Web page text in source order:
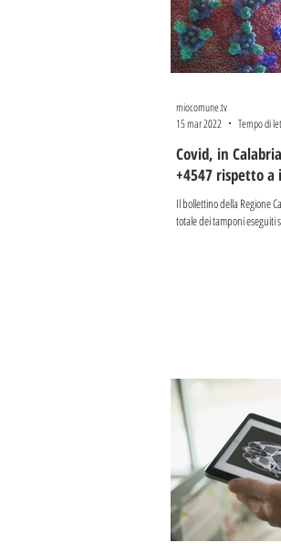
Covid, in
+4547 rispetto a
Il bollettino della Regione
totale dei tamponi eseguiti
miocomune.tv
15 mar 2022
Tempo di